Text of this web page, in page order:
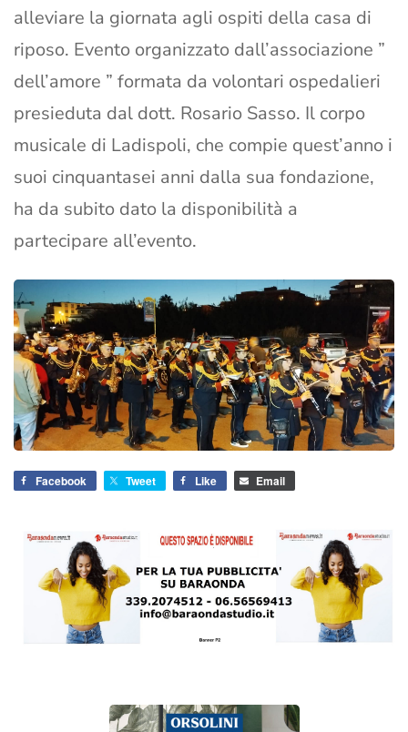
alleviare la giornata agli ospiti della casa di
riposo. Evento organizzato dall’associazione ”
dell’amore ” formata da volontari ospedalieri
presieduta dal dott. Rosario Sasso. Il corpo
musicale di Ladispoli, che compie quest’anno i
suoi cinquantasei anni dalla sua fondazione,
ha da subito dato la disponibilità a
partecipare all’evento.
Facebook Tweet Like Email